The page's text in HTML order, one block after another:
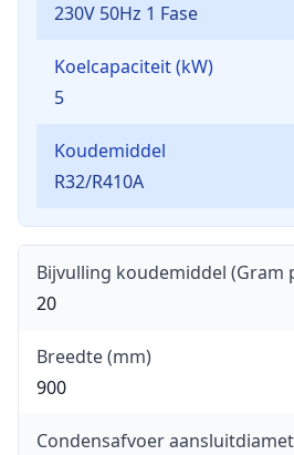
230V 50Hz 1 Fase
Koelcapaciteit (kW)
5
Koudemiddel
R32/R410A
Bijvulling koudemiddel (Gram
20
Breedte (mm)
900
Condensafvoer